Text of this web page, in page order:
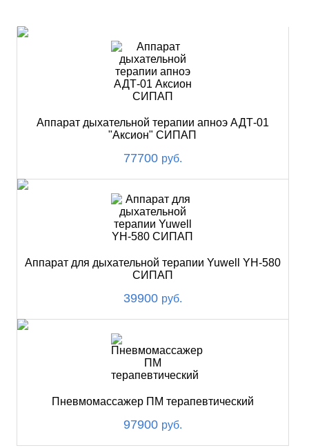
Аппарат дыхательной терапии апноэ АДТ-01
"Аксион" СИПАП
77700 руб.
Аппарат для дыхательной терапии Yuwell YH-580
СИПАП
39900 руб.
Пневмомассажер ПМ терапевтический
97900 руб.